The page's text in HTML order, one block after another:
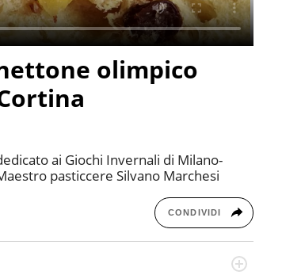
olimpico
ai Giochi Invernali di Milano-
pasticcere Silvano Marchesi
CONDIVIDI